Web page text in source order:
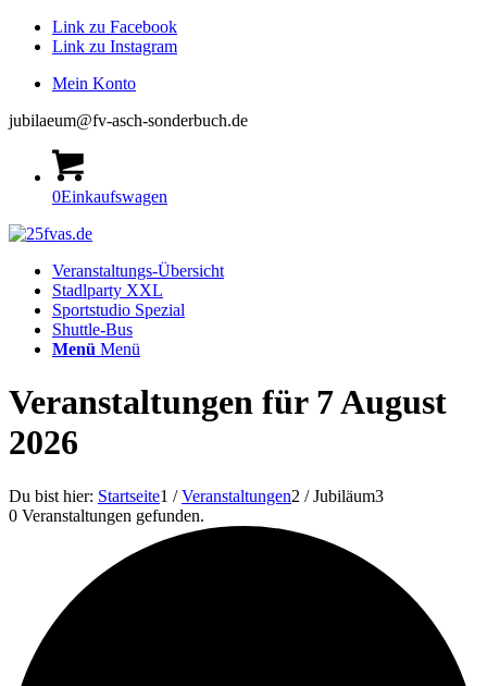
Link zu Facebook
Link zu Instagram
Mein Konto
jubilaeum@fv-asch-sonderbuch.de
0Einkaufswagen
Veranstaltungs-Übersicht
Stadlparty XXL
Sportstudio Spezial
Shuttle-Bus
Menü Menü
Veranstaltungen für 7 August
2026
Du bist hier: Startseite1 / Veranstaltungen2 / Jubiläum3
0 Veranstaltungen gefunden.